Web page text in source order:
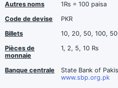
Autres noms
1₨ = 100 paisa
Code de devise
PKR
Billets
10, 20, 50, 100,
Pièces de
monnaie
1, 2, 5, 10 ₨
Banque centrale
State Bank of
www.sbp.org.pk